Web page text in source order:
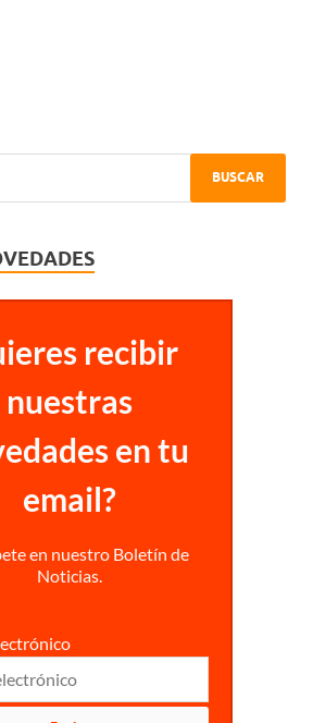
recibir
nuestras
en tu
email?
en nuestro Boletín de
Noticias.